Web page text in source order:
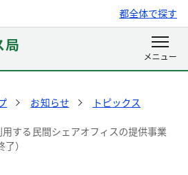
都全体で探す
お知らせ
トピックス
用する民間シェアオフィスの提供事業
）